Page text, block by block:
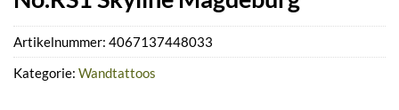
Artikelnummer: 4067137448033
Kategorie: Wandtattoos